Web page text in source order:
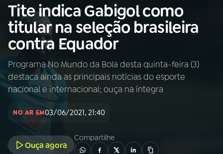
Buscar
na
Rádio
Nacional
Buscar
AO VIVO
Tite indica Gabigol como
titular na seleção brasileira
contra Equador
Programa No Mundo da Bola desta quinta-feira (3)
destaca ainda as principais notícias do esporte
nacional e internacional; ouça na íntegra
NO AR EM03/06/2021, 21:40
Ouça agora
Compartilhe